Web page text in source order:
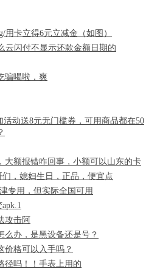
用卡立得6元立减金（如图）
云闪付不显示还款金额日期的
骗喝啦，爽
活动送8元无门槛券，可用商品都在50
大额报错咋回事，小额可以山东的卡
，媳妇生日，正品，便宜点
专用，但实际全国可用
攻击阿
么办，是黑设备还是号？
价格可以入手吗？
径吗！！手表上用的